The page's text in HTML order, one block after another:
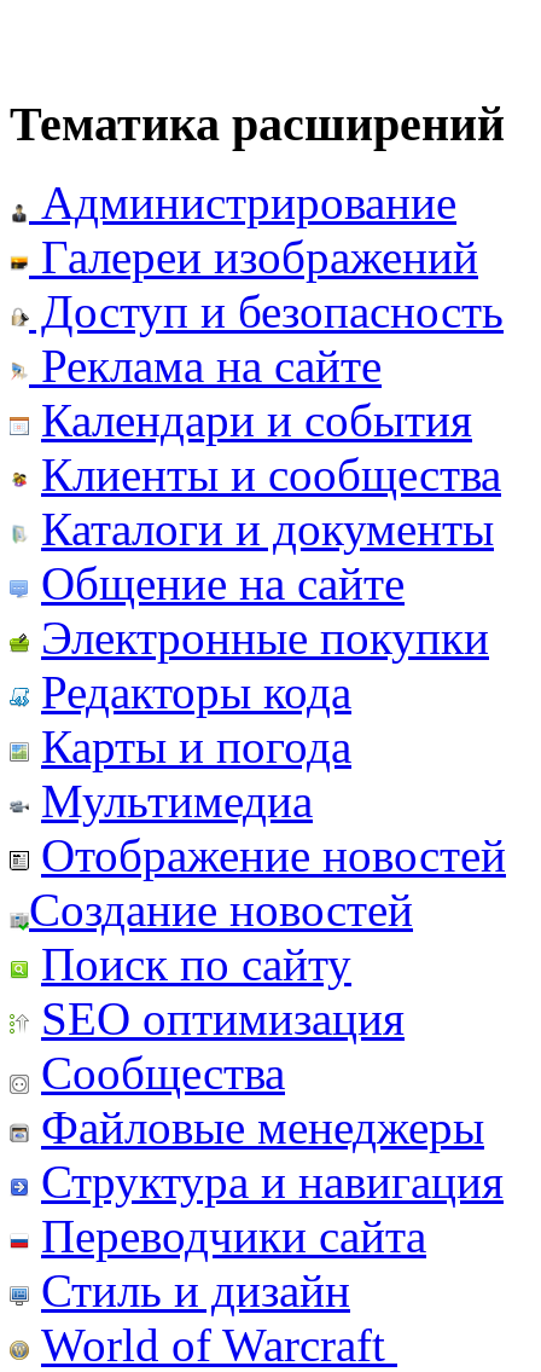
Тематика расширений
Администрирование
Галереи изображений
Доступ и безопасность
Реклама на сайте
Календари и события
Клиенты и сообщества
Каталоги и документы
Общение на сайте
Электронные покупки
Редакторы кода
Карты и погода
Мультимедиа
Отображение новостей
Создание новостей
Поиск по сайту
SEO оптимизация
Сообщества
Файловые менеджеры
Структура и навигация
Переводчики сайта
Стиль и дизайн
World of Warcraft